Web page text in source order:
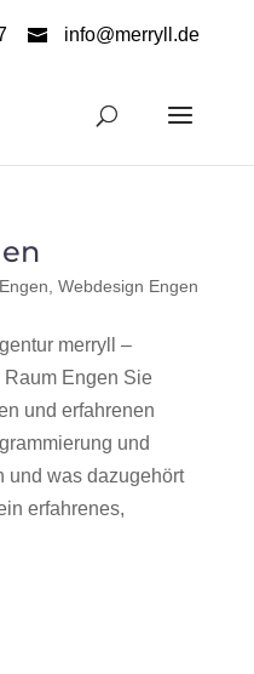
info@merryll.de
Engen Webdesign Engen
merryll –
Raum Engen Sie
und erfahrenen
und
und was dazugehört
erfahrenes,